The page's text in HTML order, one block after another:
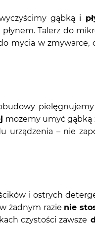
gąbką i
Talerz do
mycia w zmywarce,
możemy umyć gąbką
urządzenia – nie
i ostrych
żadnym razie nie
czystości zawsze